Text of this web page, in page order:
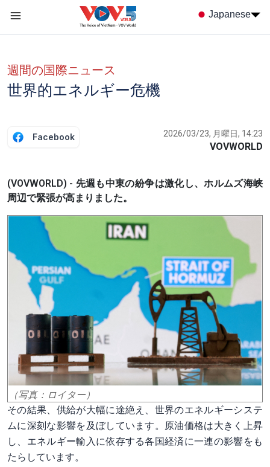
Japanese
週間の国際ニュース
世界的エネルギー危機
Facebook 2026/03/23, 月曜日, 14:23
VOVWORLD
(VOVWORLD) - 先週も中東の紛争は激化し、ホルムズ海峡
周辺で緊張が高まりました。
（写真：ロイター）
その結果、供給が大幅に途絶え、世界のエネルギーシステ
ムに深刻な影響を及ぼしています。原油価格は大きく上昇
し、エネルギー輸入に依存する各国経済に一連の影響をも
たらしています。